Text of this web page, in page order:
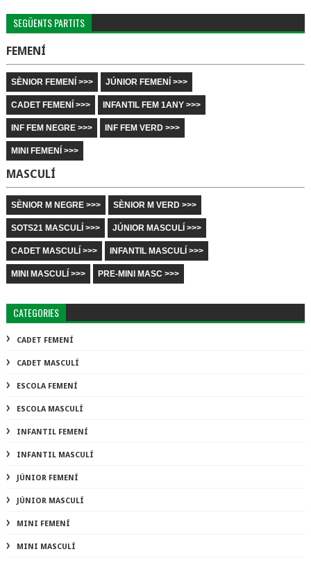
SEGÜENTS PARTITS
FEMENÍ
SÈNIOR FEMENÍ >>> JÚNIOR FEMENÍ >>>
CADET FEMENÍ >>> INFANTIL FEM 1ANY >>>
INF FEM NEGRE >>> INF FEM VERD >>>
MINI FEMENÍ >>>
MASCULÍ
SÈNIOR M NEGRE >>> SÈNIOR M VERD >>>
SOTS21 MASCULÍ >>> JÚNIOR MASCULÍ >>>
CADET MASCULÍ >>> INFANTIL MASCULÍ >>>
MINI MASCULÍ >>> PRE-MINI MASC >>>
CATEGORIES
CADET FEMENÍ
CADET MASCULÍ
ESCOLA FEMENÍ
ESCOLA MASCULÍ
INFANTIL FEMENÍ
INFANTIL MASCULÍ
JÚNIOR FEMENÍ
JÚNIOR MASCULÍ
MINI FEMENÍ
MINI MASCULÍ